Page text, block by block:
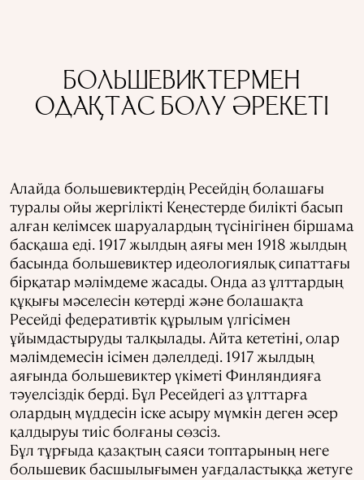
БОЛЬШЕВИКТЕРМЕН
ОДАҚТАС БОЛУ ӘРЕКЕТІ
Алайда большевиктердің Ресейдің болашағы
туралы ойы жергілікті Кеңестерде билікті басып
алған келімсек шаруалардың түсінігінен біршама
басқаша еді. 1917 жылдың аяғы мен 1918 жылдың
басында большевиктер идеологиялық сипаттағы
бірқатар мәлімдеме жасады. Онда аз ұлттардың
құқығы мәселесін көтерді және болашақта
Ресейді федеративтік құрылым үлгісімен
ұйымдастыруды талқылады. Айта кететіні, олар
мәлімдемесін ісімен дәлелдеді. 1917 жылдың
аяғында большевиктер үкіметі Финляндияға
тәуелсіздік берді. Бұл Ресейдегі аз ұлттарға
олардың мүддесін іске асыру мүмкін деген әсер
қалдыруы тиіс болғаны сөзсіз.
Бұл тұрғыда қазақтың саяси топтарының неге
большевик басшылығымен уағдаластыққа жетуге